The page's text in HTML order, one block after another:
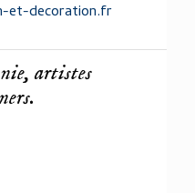
et-decoration.fr
artistes